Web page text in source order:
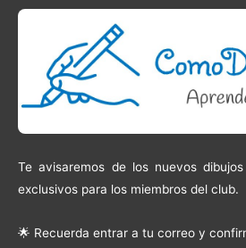
Te avisaremos de los nuevos
exclusivos para los miembros del club.
🌟 Recuerda entrar a tu correo y